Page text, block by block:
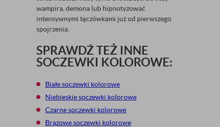
wampira, demona lub hipnotyzować
intensywnymi tęczówkami już od pierwszego
spojrzenia.
SPRAWDŹ TEŻ INNE
SOCZEWKI KOLOROWE:
Białe soczewki kolorowe
Niebieskie soczewki kolorowe
Czarne soczewki kolorowe
Brązowe soczewki kolorowe